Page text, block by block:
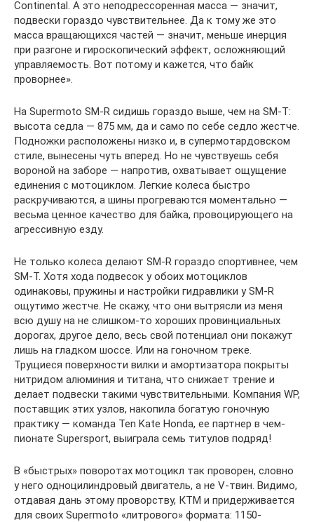
Continental. А это неподрессоренная масса — значит,
подвески гораздо чувствительнее. Да к тому же это
масса вращающихся частей — значит, меньше инерция
при разгоне и гироскопический эффект, осложняющий
управляемость. Вот потому и кажется, что байк
проворнее».
На Supermoto SM-R сидишь гораздо выше, чем на SM-T:
высота седла — 875 мм, да и само по себе седло жестче.
Подножки расположены низко и, в супермотардовском
стиле, вынесены чуть вперед. Но не чувствуешь себя
вороной на заборе — напротив, охватывает ощущение
единения с мотоциклом. Легкие колеса быстро
раскручиваются, а шины прогреваются моментально —
весьма ценное качество для байка, провоцирующего на
агрессивную езду.
Не только колеса делают SM-R гораздо спортивнее, чем
SM-T. Хотя хода подвесок у обоих мотоциклов
одинаковы, пружины и настройки гидравлики у SM-R
ощутимо жестче. Не скажу, что они вытрясли из меня
всю душу на не слишком-то хороших провинциальных
дорогах, другое дело, весь свой потенциал они покажут
лишь на гладком шоссе. Или на гоночном треке.
Трущиеся поверхности вилки и амортизатора покрыты
нитридом алюминия и титана, что снижает трение и
делает подвески такими чувствительными. Компания WP,
поставщик этих узлов, накопила богатую гоночную
практику — команда Ten Kate Honda, ее партнер в чем-
пионате Supersport, выиграла семь титулов подряд!
В «быстрых» поворотах мотоцикл так проворен, словно
у него одноцилиндровый двигатель, а не V-твин. Видимо,
отдавая дань этому проворству, КТМ и придерживается
для своих Supermoto «литрового» формата: 1150-